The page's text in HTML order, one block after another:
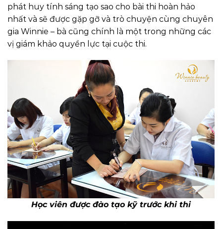
phát huy tính sáng tạo sao cho bài thi hoàn hảo
nhất và sẽ được gặp gỡ và trò chuyện cùng chuyên
gia Winnie – bà cũng chính là một trong những các
vị giám khảo quyền lực tại cuộc thi.
Học viên được đào tạo kỹ trước khi thi